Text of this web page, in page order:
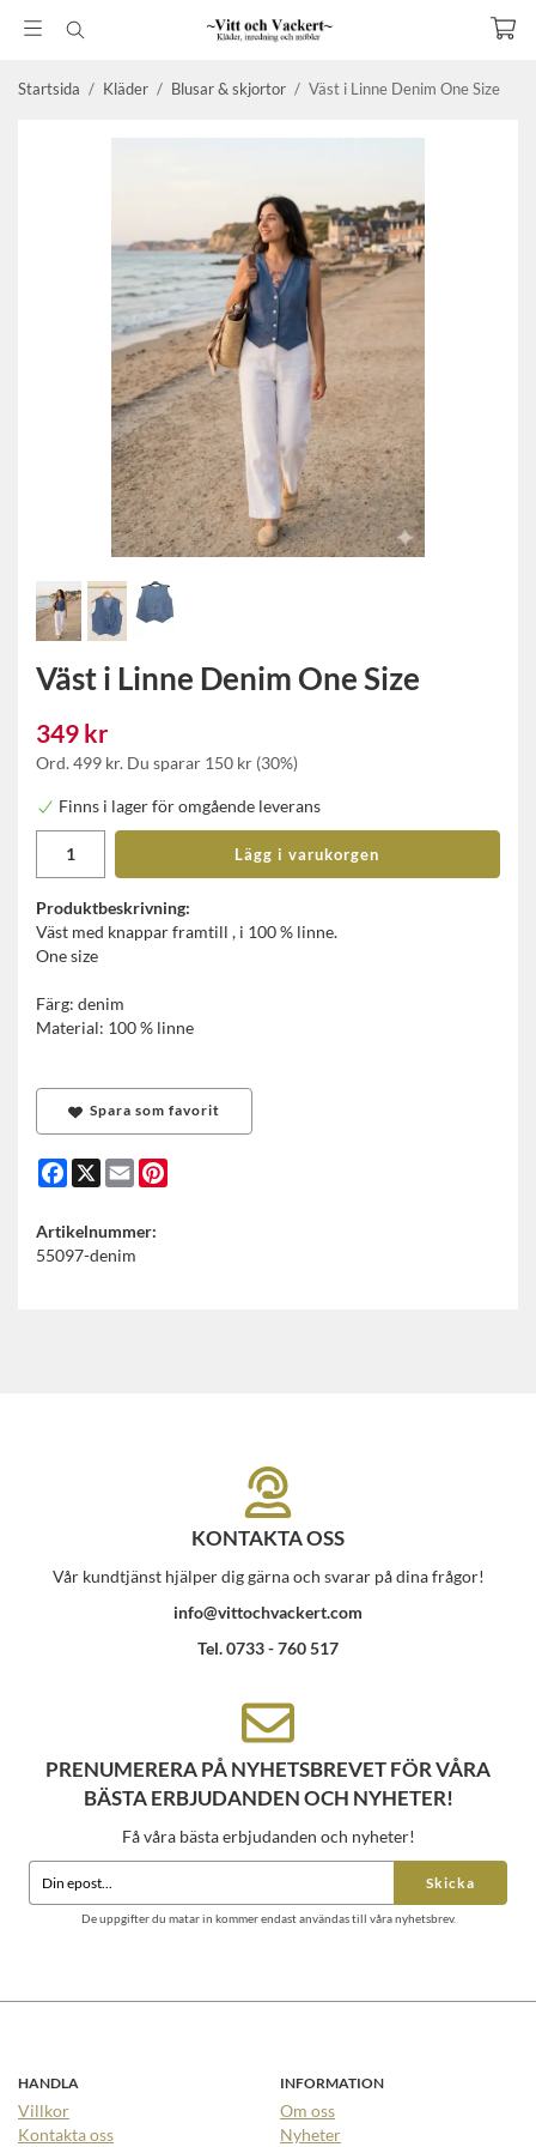
Startsida / Kläder / Blusar & skjortor / Väst i Linne Denim One Size
Väst i Linne Denim One Size
349 kr
Ord.499 kr. Du sparar 150 kr (30%)
Finns i lager för omgående leverans
Lägg i varukorgen
Produktbeskrivning:
Väst med knappar framtill , i 100 % linne.
One size
Färg: denim
Material: 100 % linne
Spara som favorit
Facebook
X Email
Artikelnummer:
55097-denim
KONTAKTA OSS
Vår kundtjänst hjälper dig gärna och svarar på dina frågor!
info@vittochvackert.com
Tel. 0733 - 760 517
PRENUMERERA PÅ NYHETSBREVET FÖR VÅRA
BÄSTA ERBJUDANDEN OCH NYHETER!
Få våra bästa erbjudanden och nyheter!
Skicka
De uppgifter du matar in kommer endast användas till våra nyhetsbrev.
HANDLA
Villkor
Kontakta oss
INFORMATION
Om oss
Nyheter